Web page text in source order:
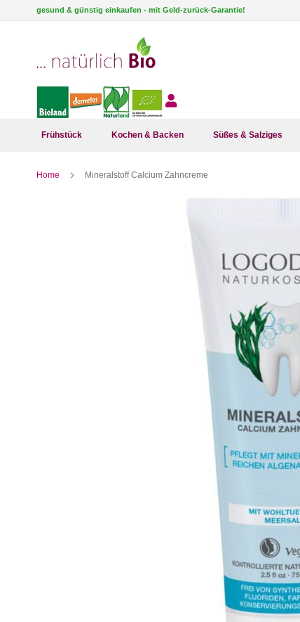
Direkt
gesund & günstig einkaufen - mit Geld-zurück-Garantie!
Frühstück Kochen & Backen Süßes & Salziges
Home Mineralstoff Calcium Zahncreme